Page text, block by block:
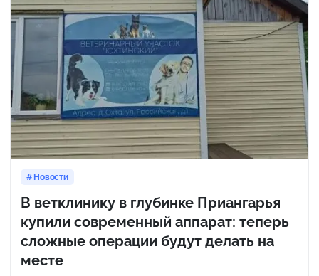
Новости
В ветклинику в глубинке Приангарья
купили современный аппарат: теперь
сложные операции будут делать на
месте